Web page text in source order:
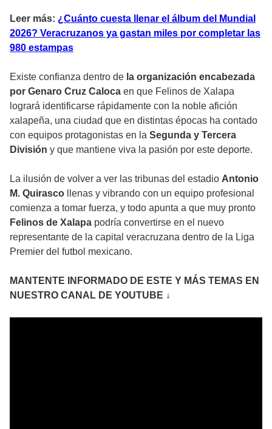
Leer más: ¿Cuánto cuesta llenar el álbum del Mundial
2026? Veracruzanos ya gastan miles por completar las
980 estampas
Existe confianza dentro de la organización encabezada
por Genaro Cruz Caloca en que Felinos de Xalapa
logrará identificarse rápidamente con la noble afición
xalapeña, una ciudad que en distintas épocas ha contado
con equipos protagonistas en la Segunda y Tercera
División y que mantiene viva la pasión por este deporte.
La ilusión de volver a ver las tribunas del estadio Antonio
M. Quirasco llenas y vibrando con un equipo profesional
comienza a tomar fuerza, y todo apunta a que muy pronto
Felinos de Xalapa podría convertirse en el nuevo
representante de la capital veracruzana dentro de la Liga
Premier del futbol mexicano.
MANTENTE INFORMADO DE ESTE Y MÁS TEMAS EN
NUESTRO CANAL DE YOUTUBE ↓